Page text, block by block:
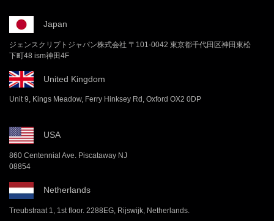
Japan
ジェンスクリプトジャパン株式会社 〒101-0042 東京都千代田区神田東松
下町48 ism神田4F
United Kingdom
Unit 9, Kings Meadow, Ferry Hinksey Rd, Oxford OX2 0DP
USA
860 Centennial Ave. Piscataway NJ
08854
Netherlands
Treubstraat 1, 1st floor. 2288EG, Rijswijk, Netherlands.